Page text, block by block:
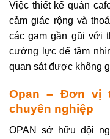
Việc thiết kế quán
cảm giác rộng và
các gam gần gũi với
cường lực để tầm
quan sát được không
Opan – Đơn vị
chuyên nghiệp
OPAN sở hữu đội